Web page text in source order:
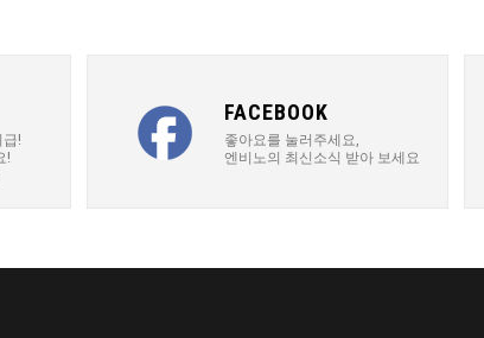
!
!
FACEBOOK
좋아요를 눌러주세요,
엔비노의 최신소식 받아 보세요